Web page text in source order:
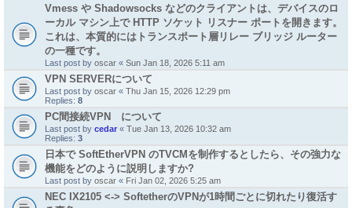
Vmess や Shadowsocks などのクライアントは、デバイスのロ
ーカル マシン上で HTTP ソケット リスナー ポートを開きます。
これは、本質的にはトランスポート層リレー ブリッジ ルーター
の一種です。
Last post by oscar « Sun Jan 18, 2026 5:11 am
VPN SERVERについて
Last post by oscar « Thu Jan 15, 2026 12:29 pm
Replies: 8
PC間接続VPN について
Last post by cedar « Tue Jan 13, 2026 10:32 am
Replies: 3
日本で SoftEtherVPN のTVCMを制作するとしたら、その強力な
機能をどのように説明しますか?
Last post by oscar « Fri Jan 02, 2026 5:25 am
NEC IX2105 <-> SoftetherのVPNが1時間ごとに切れたり復活す